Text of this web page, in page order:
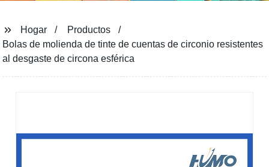
Hogar
Productos
Bolas de molienda de tinte de cuentas de circonio resistentes
al desgaste de circona esférica